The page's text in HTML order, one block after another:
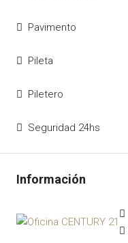
Pavimento
Pileta
Piletero
Seguridad 24hs